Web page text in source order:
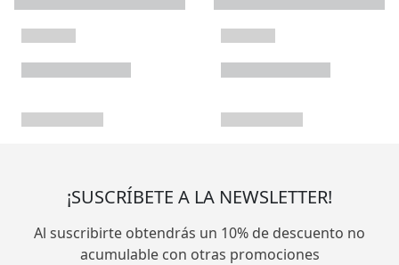
¡SUSCRÍBETE A LA NEWSLETTER!
Al suscribirte obtendrás un 10% de descuento no
acumulable con otras promociones